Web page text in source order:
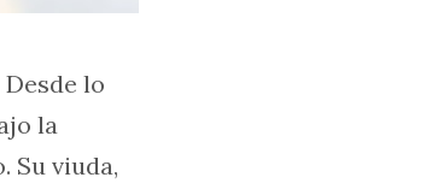
lo
la
Su viuda,